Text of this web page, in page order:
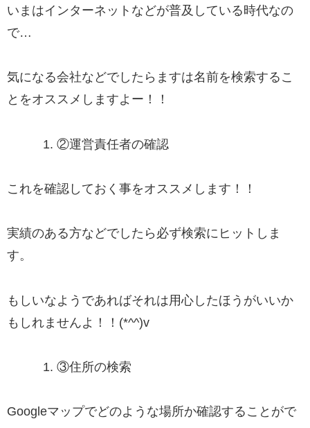
いまはインターネットなどが普及している時代なの
で…
気になる会社などでしたらますは名前を検索するこ
とをオススメしますよー！！
②運営責任者の確認
これを確認しておく事をオススメします！！
実績のある方などでしたら必ず検索にヒットしま
す。
もしいなようであればそれは用心したほうがいいか
もしれませんよ！！(*^^)v
③住所の検索
Googleマップでどのような場所か確認することがで